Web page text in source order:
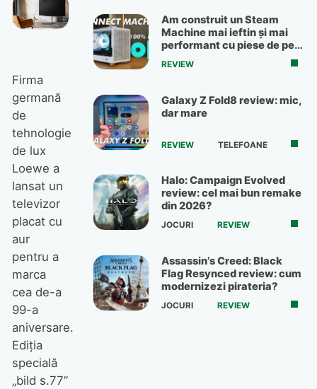
Firma
germană
de
tehnologie
de lux
Loewe a
lansat un
televizor
placat cu
aur
pentru a
marca
cea de-a
99-a
aniversare.
Ediția
specială
„bild s.77”
Am construit un Steam
Machine mai ieftin și mai
performant cu piese de pe
OLX
REVIEW
Galaxy Z Fold8 review: mic,
dar mare
REVIEW TELEFOANE
Halo: Campaign Evolved
review: cel mai bun remake
din 2026?
JOCURI REVIEW
Assassin’s Creed: Black
Flag Resynced review: cum
modernizezi pirateria?
JOCURI REVIEW